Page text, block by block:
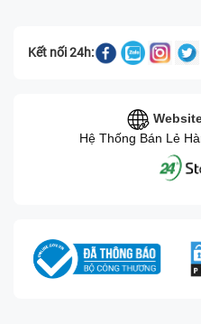
Kết nối 24h:
Hệ Thống Bán Lẻ